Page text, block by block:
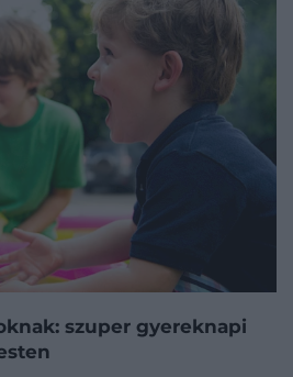
szuper gyereknapi